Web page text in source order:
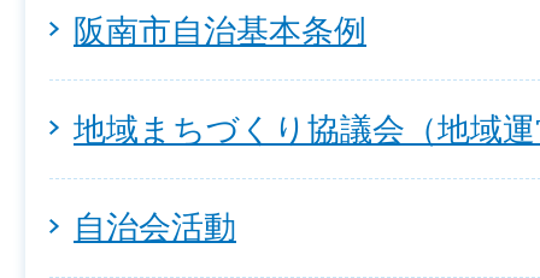
阪南市自治基本条例
地域まちづくり協議会（地域
自治会活動